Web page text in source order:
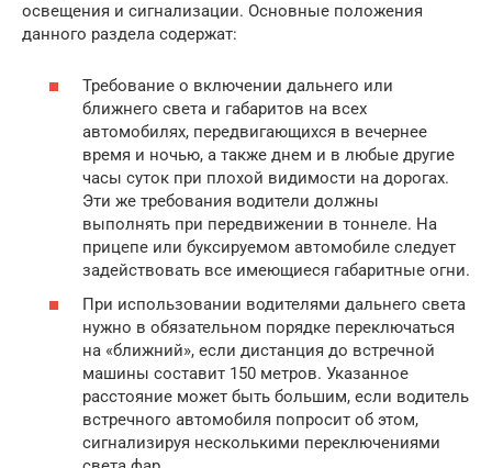
освещения и сигнализации. Основные положения
данного раздела содержат:
Требование о включении дальнего или
ближнего света и габаритов на всех
автомобилях, передвигающихся в вечернее
время и ночью, а также днем и в любые другие
часы суток при плохой видимости на дорогах.
Эти же требования водители должны
выполнять при передвижении в тоннеле. На
прицепе или буксируемом автомобиле следует
задействовать все имеющиеся габаритные огни.
При использовании водителями дальнего света
нужно в обязательном порядке переключаться
на «ближний», если дистанция до встречной
машины составит 150 метров. Указанное
расстояние может быть большим, если водитель
встречного автомобиля попросит об этом,
сигнализируя несколькими переключениями